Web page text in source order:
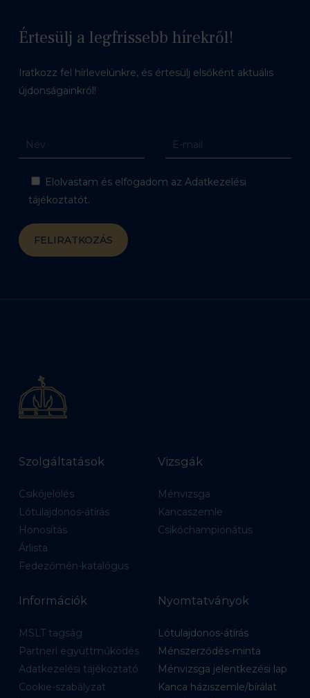
Értesülj a legfrissebb hírekről!
Iratkozz fel hírlevelünkre, és értesülj elsőként aktuális
újdonságainkról!
Elolvastam és elfogadom az Adatkezelési
tájékoztatót.
Szolgáltatások
Csikójelölés
Lótulajdonos-átírás
Honosítás
Árlista
Fedezőmén-katalógus
Vizsgák
Ménvizsga
Kancaszemle
Csikóchampionátus
Információk
MSLT tagság
Partneri együttműködés
Adatkezelési tájékoztató
Cookie-szabályzat
Nyomtatványok
Lótulajdonos-átírás
Ménszerződés-minta
Ménvizsga jelentkezési lap
Kanca háziszemle/bírálat